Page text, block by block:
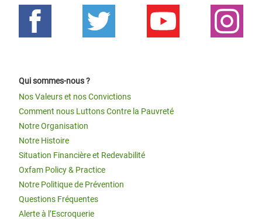
Qui sommes-nous ?
Nos Valeurs et nos Convictions
Comment nous Luttons Contre la Pauvreté
Notre Organisation
Notre Histoire
Situation Financière et Redevabilité
Oxfam Policy & Practice
Notre Politique de Prévention
Questions Fréquentes
Alerte à l’Escroquerie